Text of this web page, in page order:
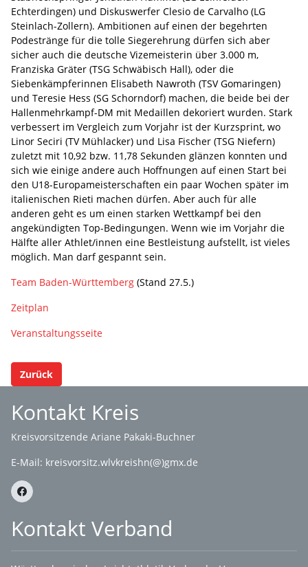
Echterdingen) und Diskuswerfer Clesio de Carvalho (LG
Steinlach-Zollern). Ambitionen auf einen der begehrten
Podestränge für die tolle Siegerehrung dürfen sich aber
sicher auch die deutsche Vizemeisterin über 3.000 m,
Franziska Gräter (TSG Schwäbisch Hall), oder die
Siebenkämpferinnen Elisabeth Nawroth (TSV Gomaringen)
und Teresie Hess (SG Schorndorf) machen, die beide bei der
Hallenmehrkampf-DM mit Medaillen dekoriert wurden. Stark
verbessert im Vergleich zum Vorjahr ist der Kurzsprint, wo
Linor Seciri (TV Mühlacker) und Lisa Fischer (TSG Niefern)
zuletzt mit 10,92 bzw. 11,78 Sekunden glänzen konnten und
sich wie einige andere auch Hoffnungen auf einen Start bei
den U18-Europameisterschaften ein paar Wochen später im
italienischen Rieti machen dürfen. Aber auch für alle
anderen geht es um einen starken Wettkampf bei den
angekündigten Top-Bedingungen. Wenn wie im Vorjahr die
Hälfte aller Athlet/innen eine Bestleistung aufstellt, ist vieles
möglich. Man darf gespannt sein.
Team Baden-Württemberg (Stand 27.5.)
Zeitplan
Veranstaltungsseite
Zurück
Kontakt Kreis
Kreisvorsitzende Ariane Pakaki-Buchner
E-Mail: kreisvorsitz.wlvkreishn(@)gmx.de
Kontakt Verband